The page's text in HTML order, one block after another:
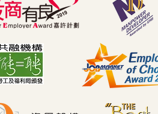
變化！「敏捷思維」
職場不倒翁 🏄‍♂️